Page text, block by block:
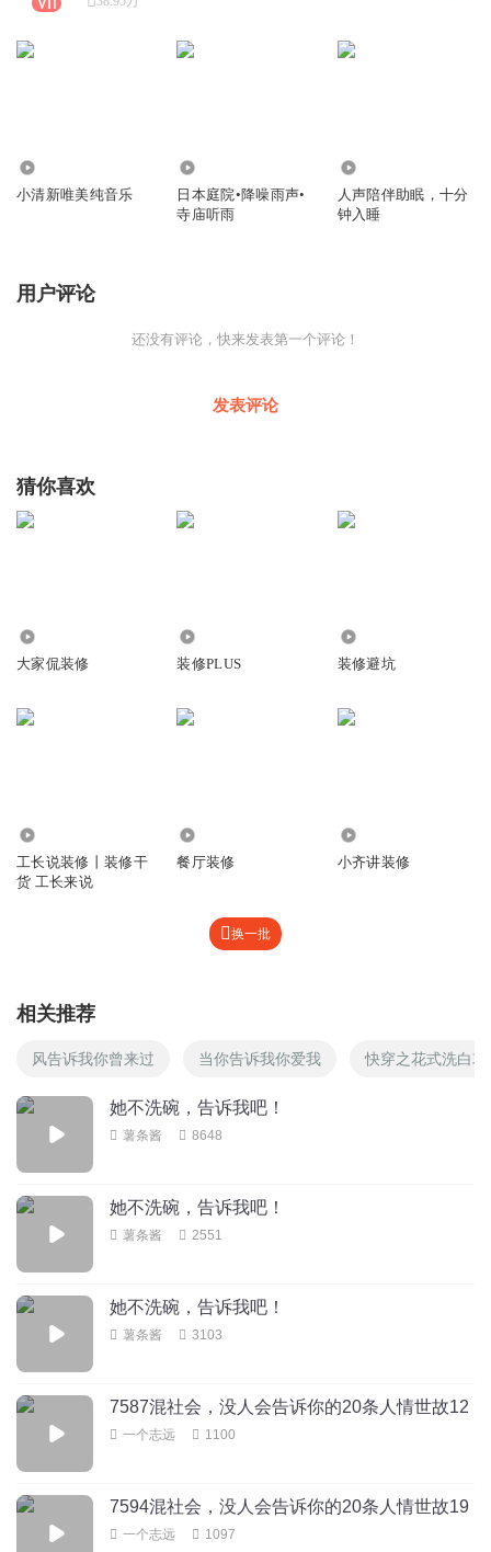
小清新唯美纯音乐
日本庭院•降噪雨声•
寺庙听雨
人声陪伴助眠，十分
钟入睡
用户评论
还没有评论，快来发表第一个评论！
发表评论
猜你喜欢
大家侃装修 装修PLUS 装修避坑
工长说装修丨装修干
货 工长来说
餐厅装修 小齐讲装修
换一批
相关推荐
风告诉我你曾来过 当你告诉我你爱我 快穿之花式洗白攻
她不洗碗，告诉我吧！
薯条酱 8648
她不洗碗，告诉我吧！
薯条酱 2551
她不洗碗，告诉我吧！
薯条酱 3103
7587混社会，没人会告诉你的20条人情世故12
一个志远 1100
7594混社会，没人会告诉你的20条人情世故19
一个志远 1097